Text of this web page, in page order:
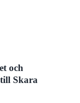
och
Skara